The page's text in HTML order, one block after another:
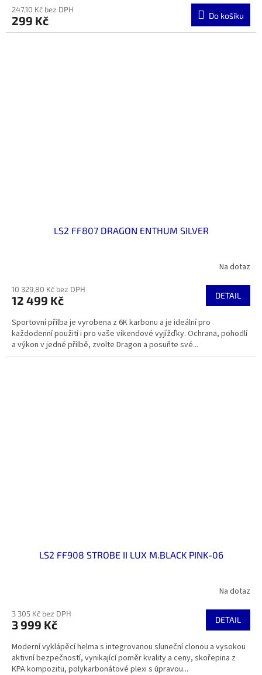
247,10 Kč bez DPH
299 Kč Do košíku
LS2 FF807 DRAGON ENTHUM SILVER
Na dotaz
10 329,80 Kč bez DPH
12 499 Kč DETAIL
Sportovní přilba je vyrobena z 6K karbonu a je ideální pro
každodenní použití i pro vaše víkendové vyjížďky. Ochrana, pohodlí
a výkon v jedné přilbě, zvolte Dragon a posuňte své...
LS2 FF908 STROBE II LUX M.BLACK PINK-06
Na dotaz
3 305 Kč bez DPH
3 999 Kč DETAIL
Moderní vyklápěcí helma s integrovanou sluneční clonou a vysokou
aktivní bezpečností, vynikající poměr kvality a ceny, skořepina z
KPA kompozitu, polykarbonátové plexi s úpravou...